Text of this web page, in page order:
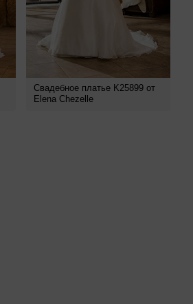
Свадебное платье K25899 от
Elena Chezelle